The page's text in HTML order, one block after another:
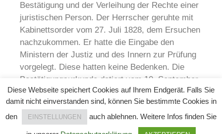
Bestätigung und der Verleihung der Rechte einer
juristischen Person. Der Herrscher geruhte mit
Kabinettsorder vom 27. Juli 1828, dem Ersuchen
nachzukommen. Er hatte die Eingabe den
Ministern der Justiz und des Innern zur Prüfung
vorgelegt. Diese hatten keine Bedenken. Die
Bestätigungsurkunde datiert vom 10. September
1828.
© Straffälligen- und Bewährungshilfe Berlin e.V. – 2026
Diese Webseite speichert Cookies auf Ihrem Endgerät. Falls Sie
damit nicht einverstanden sind, können Sie bestimmte Cookies in
den
EINSTELLUNGEN auch ablehnen. Weitere Infos finden Sie